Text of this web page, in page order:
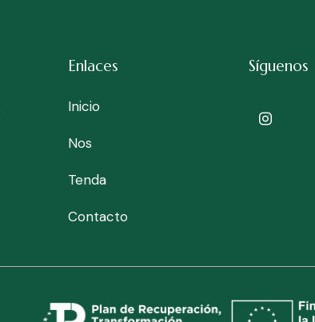
Enlaces
Inicio
Nos
Tenda
Contacto
Síguenos